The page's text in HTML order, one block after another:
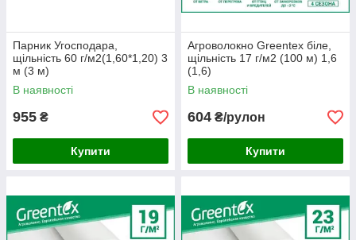
Парник Угосподара,
щільність 60 г/м2(1,60*1,20) 3
м (3 м)
В наявності
955 ₴
Купити
Агроволокно Greentex біле,
щільність 17 г/м2 (100 м) 1,6
(1,6)
В наявності
604 ₴/рулон
Купити